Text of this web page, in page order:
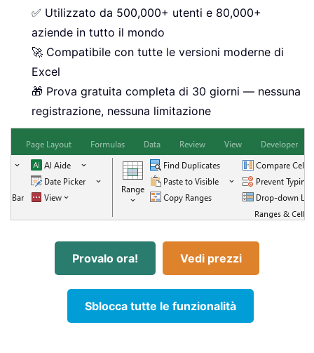
✅ Utilizzato da 500,000+ utenti e 80,000+
aziende in tutto il mondo
🚀 Compatibile con tutte le versioni moderne di
Excel
🎁 Prova gratuita completa di 30 giorni — nessuna
registrazione, nessuna limitazione
Provalo ora! Vedi prezzi
Sblocca tutte le funzionalità